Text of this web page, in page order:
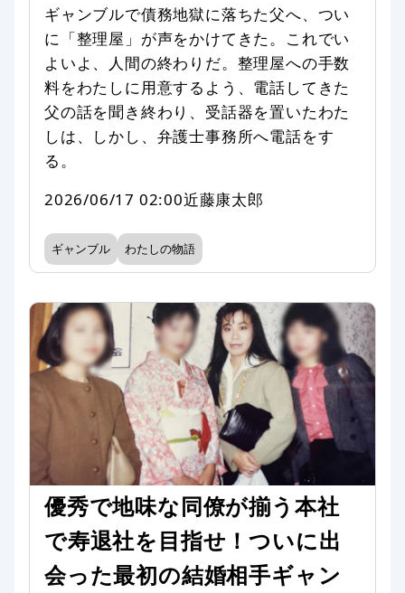
ギャンブルで債務地獄に落ちた父へ、つい
に「整理屋」が声をかけてきた。これでい
よいよ、人間の終わりだ。整理屋への手数
料をわたしに用意するよう、電話してきた
父の話を聞き終わり、受話器を置いたわた
しは、しかし、弁護士事務所へ電話をす
る。
2026/06/17 02:00近藤康太郎
ギャンブル わたしの物語
優秀で地味な同僚が揃う本社
で寿退社を目指せ！ついに出
会った最初の結婚相手ギャン